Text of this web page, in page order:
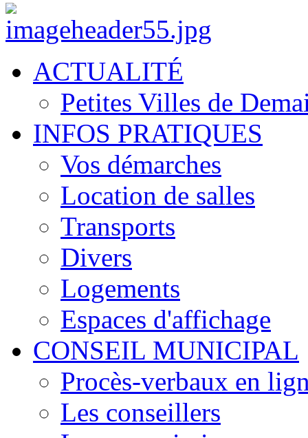
ACTUALITÉ
Petites Villes de
INFOS PRATIQUES
Vos démarches
Location de salles
Transports
Divers
Logements
Espaces d'affichage
CONSEIL MUNICIPAL
Procès-verbaux en
Les conseillers